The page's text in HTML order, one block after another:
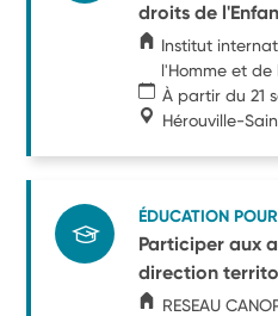
droits de
Institut
l'Homme et
À partir du 21
Hérouville-
ÉDUCATION
Participer aux
direction
RESEAU